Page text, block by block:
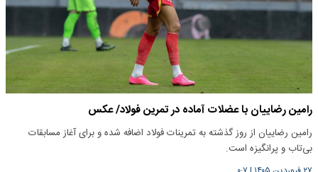
رامین رضاییان با عضلات آماده در تمرین فولاد/ عکس
رامین رضاییان از روز گذشته به تمرینات فولاد اضافه شده و برای آغاز مسابقات
بی‌تاب و پرانگیزه است.